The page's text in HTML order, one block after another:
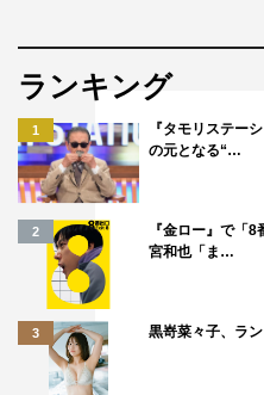
ランキング
1
『タモリステー
の元となる“…
2
『金ロー』で「
宮和也「ま…
3 黒嵜菜々子、ラ